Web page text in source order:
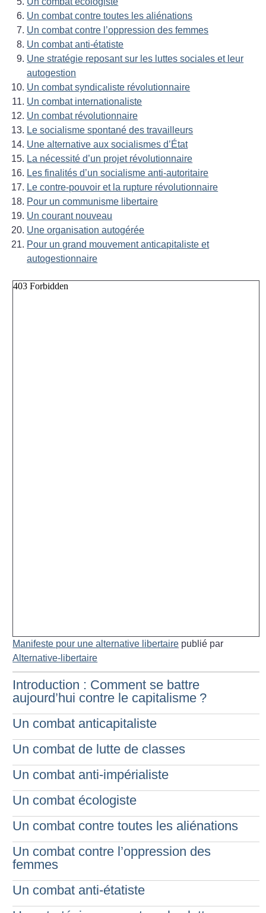
Un combat contre toutes les aliénations
Un combat contre l’oppression des femmes
Un combat anti-étatiste
Une stratégie reposant sur les luttes sociales et leur
autogestion
Un combat syndicaliste révolutionnaire
Un combat internationaliste
Un combat révolutionnaire
Le socialisme spontané des travailleurs
Une alternative aux socialismes d’État
La nécessité d’un projet révolutionnaire
Les finalités d’un socialisme anti-autoritaire
Le contre-pouvoir et la rupture révolutionnaire
Pour un communisme libertaire
Un courant nouveau
Une organisation autogérée
Pour un grand mouvement anticapitaliste et
autogestionnaire
Manifeste pour une alternative libertaire publié par
Alternative-libertaire
Introduction : Comment se battre
aujourd’hui contre le capitalisme ?
Un combat anticapitaliste
Un combat de lutte de classes
Un combat anti-impérialiste
Un combat écologiste
Un combat contre toutes les aliénations
Un combat contre l’oppression des
femmes
Un combat anti-étatiste